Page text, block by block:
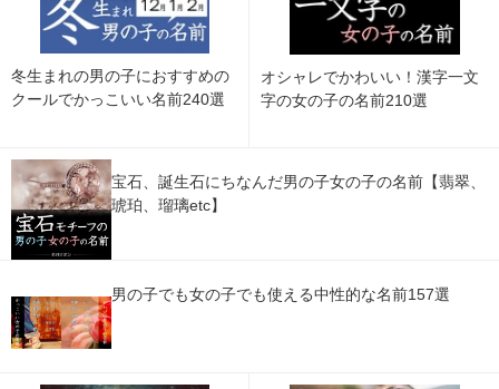
冬生まれの男の子におすすめの
クールでかっこいい名前240選
オシャレでかわいい！漢字一文
字の女の子の名前210選
宝石、誕生石にちなんだ男の子女の子の名前【翡翠、
琥珀、瑠璃etc】
男の子でも女の子でも使える中性的な名前157選